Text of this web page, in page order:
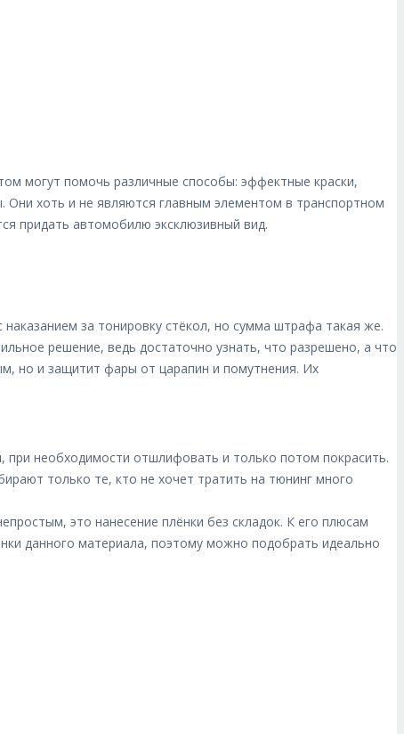
могут помочь различные способы: эффектные краски,
Они хоть и не являются главным элементом в транспортном
придать автомобилю эксклюзивный вид.
за тонировку стёкол, но сумма штрафа такая же.
решение, ведь достаточно узнать, что разрешено, а что
но и защитит фары от царапин и помутнения. Их
при необходимости отшлифовать и только потом покрасить.
только те, кто не хочет тратить на тюнинг много
это нанесение плёнки без складок. К его плюсам
данного материала, поэтому можно подобрать идеально